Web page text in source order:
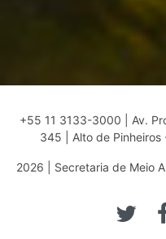
+55 11 3133-3000 | Av.
345 | Alto de
2026 | Secretaria de Meio